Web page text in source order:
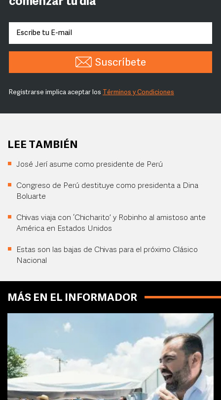
Suscríbete
Registrarse implica aceptar los Términos y Condiciones
LEE TAMBIÉN
José Jerí asume como presidente de Perú
Congreso de Perú destituye como presidenta a Dina
Boluarte
Chivas viaja con ‘Chicharito’ y Robinho al amistoso ante
América en Estados Unidos
Estas son las bajas de Chivas para el próximo Clásico
Nacional
MÁS EN EL INFORMADOR